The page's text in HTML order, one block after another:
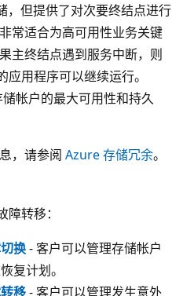
，但提供了对次要终结点进行
常适合为高可用性业务关键
主终结点遇到服务中断，则
用程序可以继续运行。
帐户的最大可用性和持久
，请参阅 Azure 存储冗余。
转移：
换- 客户可以管理存储帐户
复计划。
移- 客户可以管理发生意外